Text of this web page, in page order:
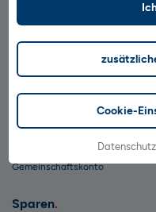
Cookie-
1822direkt auf
1822direkt auf
1822direkt auf
1822direkt
Girokonto
Gemeinschaftskonto
Sparen